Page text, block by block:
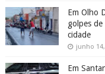
Em Olho
golpes
cidade
junho
Em